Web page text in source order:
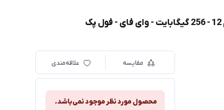
مقایسه علاقه‌مندی
محصول مورد نظر موجود نمی‌باشد.